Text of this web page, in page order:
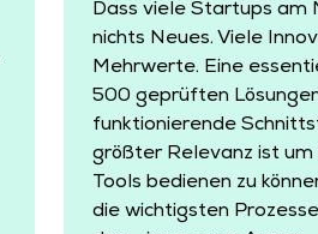
Dass viele Startups am
nichts Neues. Viele
Mehrwerte. Eine
500 geprüften
funktionierende
größter Relevanz ist
Tools bedienen zu
die wichtigsten